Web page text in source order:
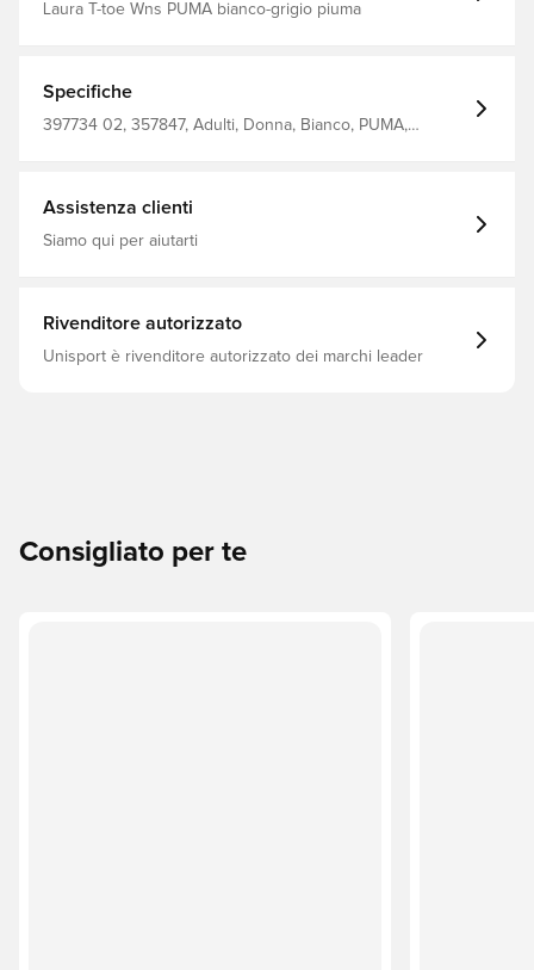
Laura T-toe Wns PUMA bianco-grigio piuma
Specifiche
397734 02, 357847, Adulti, Donna, Bianco, PUMA,
Assistenza clienti
Siamo qui per aiutarti
Rivenditore autorizzato
Unisport è rivenditore autorizzato dei marchi leader
Consigliato per te